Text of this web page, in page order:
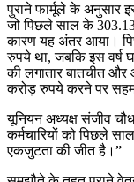
पुराने फार्मूले के अनुसार
जो पिछले साल के
कारण यह अंतर आया।
रुपये था, जबकि इस वर्ष
की लगातार बातचीत
करोड़ रुपये करने पर
यूनियन अध्यक्ष संजीव
कर्मचारियों को पिछले
एकजुटता की जीत है।”